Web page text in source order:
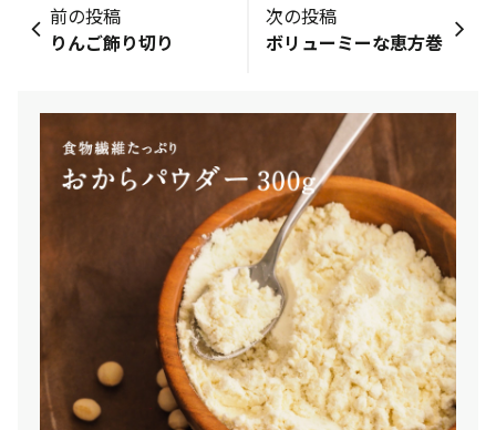
前の投稿
りんご飾り切り
次の投稿
ボリューミーな恵方巻